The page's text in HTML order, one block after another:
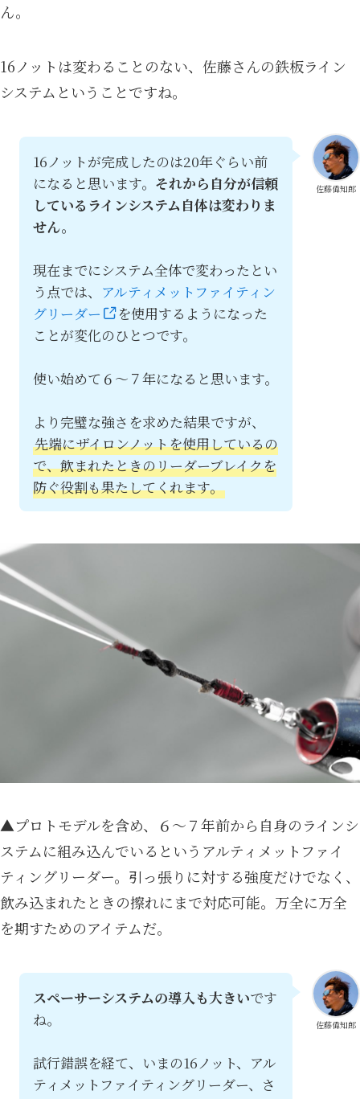
ん。
16ノットは変わることのない、佐藤さんの鉄板ライン
システムということですね。
佐藤偉知郎
16ノットが完成したのは20年ぐらい前
になると思います。 それから自分が信頼
しているラインシステム自体は変わりま
せん。
現在までにシステム全体で変わったとい
う点では、 アルティメットファイティン
グリーダー
を使用するようになった
ことが変化のひとつです。
使い始めて６～７年になると思います。
より完璧な強さを求めた結果ですが、
先端にザイロンノットを使用しているの
で、飲まれたときのリーダーブレイクを
防ぐ役割も果たしてくれます。
▲プロトモデルを含め、６～７年前から自身のラインシ
ステムに組み込んでいるというアルティメットファイ
ティングリーダー。引っ張りに対する強度だけでなく、
飲み込まれたときの擦れにまで対応可能。万全に万全
を期すためのアイテムだ。
佐藤偉知郎
スペーサーシステムの導入も大きいです
ね。
試行錯誤を経て、いまの16ノット、アル
ティメットファイティングリーダー、さ